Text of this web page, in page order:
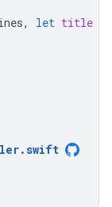
, let title
.swift